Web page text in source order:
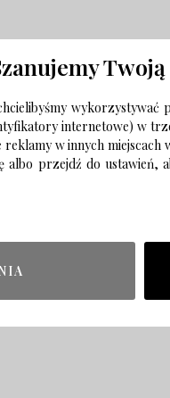
wykorzystywać
internetowe) w
w innych
albo przejdź do ustawień,